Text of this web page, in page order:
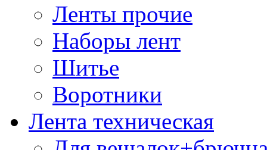
Ленты прочие
Наборы лент
Шитье
Воротники
Лента техническая